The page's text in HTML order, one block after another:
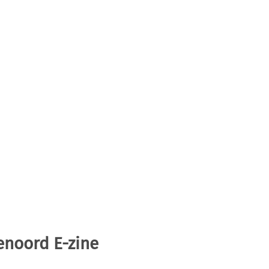
E-zine